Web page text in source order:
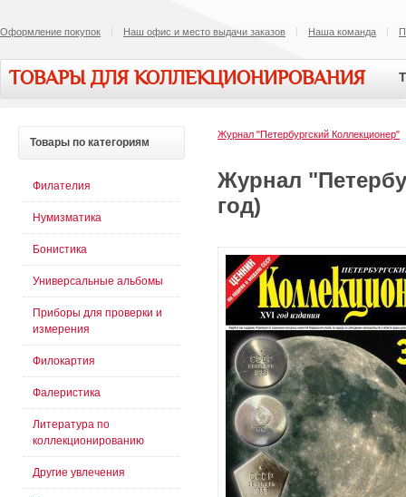
Оформление покупок Наш офис и место выдачи заказов Наша команда
ТОВАРЫ ДЛЯ КОЛЛЕКЦИОНИРОВАНИЯ
Журнал "Петербургский Коллекционер"
Журнал
год)
Товары по категориям
Филателия
Нумизматика
Бонистика
Универсальные альбомы
Приборы для проверки и
измерения
Филокартия
Фалеристика
Литература по
коллекционированию
Другие увлечения